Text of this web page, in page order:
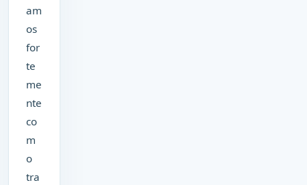
am
os
for
te
me
nte
co
m
o
tra